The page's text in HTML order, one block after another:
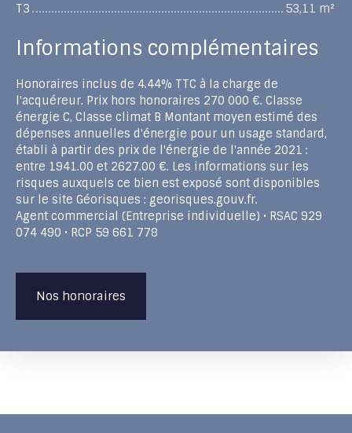
T3
53,11 m²
Informations complémentaires
Honoraires inclus de 4.44% TTC à la charge de
l'acquéreur. Prix hors honoraires 270 000 €. Classe
énergie C, Classe climat B Montant moyen estimé des
dépenses annuelles d'énergie pour un usage standard,
établi à partir des prix de l'énergie de l'année 2021 :
entre 1941.00 et 2627.00 €. Les informations sur les
risques auxquels ce bien est exposé sont disponibles
sur le site Géorisques : georisques.gouv.fr.
Agent commercial (Entreprise individuelle) • RSAC 929
074 490 • RCP 59 661 778
Nos honoraires